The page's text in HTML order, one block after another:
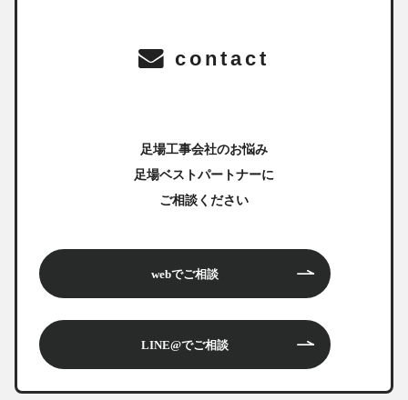
contact
足場工事会社のお悩み
足場ベストパートナーに
ご相談ください
webでご相談
LINE@でご相談